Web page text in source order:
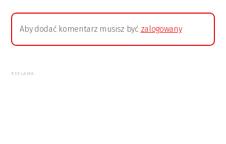
Aby dodać komentarz musisz być zalogowany
REKLAMA